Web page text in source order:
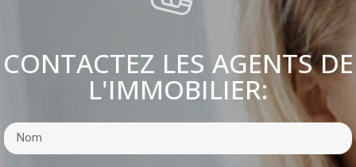
CONTACTEZ LES AGENTS DE
L'IMMOBILIER: